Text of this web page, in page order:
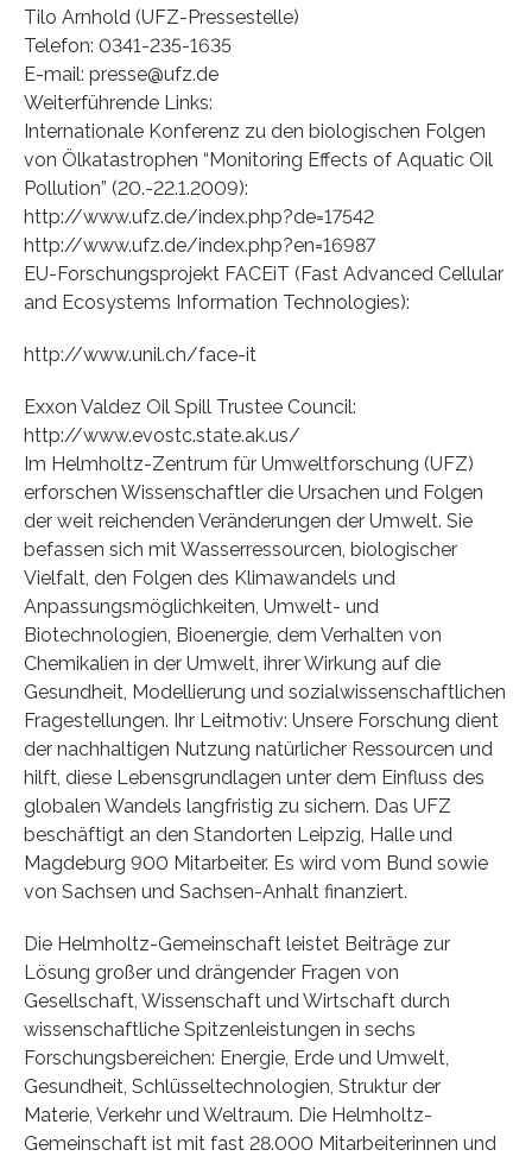
Tilo Arnhold (UFZ-Pressestelle)
Telefon: 0341-235-1635
E-mail: presse@ufz.de
Weiterführende Links:
Internationale Konferenz zu den biologischen Folgen
von Ölkatastrophen “Monitoring Effects of Aquatic Oil
Pollution” (20.-22.1.2009):
http://www.ufz.de/index.php?de=17542
http://www.ufz.de/index.php?en=16987
EU-Forschungsprojekt FACEiT (Fast Advanced Cellular
and Ecosystems Information Technologies):
http://www.unil.ch/face-it
Exxon Valdez Oil Spill Trustee Council:
http://www.evostc.state.ak.us/
Im Helmholtz-Zentrum für Umweltforschung (UFZ)
erforschen Wissenschaftler die Ursachen und Folgen
der weit reichenden Veränderungen der Umwelt. Sie
befassen sich mit Wasserressourcen, biologischer
Vielfalt, den Folgen des Klimawandels und
Anpassungsmöglichkeiten, Umwelt- und
Biotechnologien, Bioenergie, dem Verhalten von
Chemikalien in der Umwelt, ihrer Wirkung auf die
Gesundheit, Modellierung und sozialwissenschaftlichen
Fragestellungen. Ihr Leitmotiv: Unsere Forschung dient
der nachhaltigen Nutzung natürlicher Ressourcen und
hilft, diese Lebensgrundlagen unter dem Einfluss des
globalen Wandels langfristig zu sichern. Das UFZ
beschäftigt an den Standorten Leipzig, Halle und
Magdeburg 900 Mitarbeiter. Es wird vom Bund sowie
von Sachsen und Sachsen-Anhalt finanziert.
Die Helmholtz-Gemeinschaft leistet Beiträge zur
Lösung großer und drängender Fragen von
Gesellschaft, Wissenschaft und Wirtschaft durch
wissenschaftliche Spitzenleistungen in sechs
Forschungsbereichen: Energie, Erde und Umwelt,
Gesundheit, Schlüsseltechnologien, Struktur der
Materie, Verkehr und Weltraum. Die Helmholtz-
Gemeinschaft ist mit fast 28.000 Mitarbeiterinnen und